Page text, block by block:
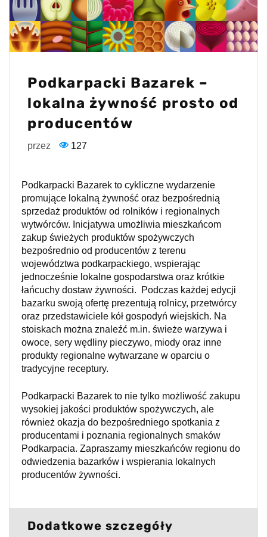
Podkarpacki Bazarek –
lokalna żywność prosto od
producentów
przez 127
Podkarpacki Bazarek to cykliczne wydarzenie
promujące lokalną żywność oraz bezpośrednią
sprzedaż produktów od rolników i regionalnych
wytwórców. Inicjatywa umożliwia mieszkańcom
zakup świeżych produktów spożywczych
bezpośrednio od producentów z terenu
województwa podkarpackiego, wspierając
jednocześnie lokalne gospodarstwa oraz krótkie
łańcuchy dostaw żywności. Podczas każdej edycji
bazarku swoją ofertę prezentują rolnicy, przetwórcy
oraz przedstawiciele kół gospodyń wiejskich. Na
stoiskach można znaleźć m.in. świeże warzywa i
owoce, sery wędliny pieczywo, miody oraz inne
produkty regionalne wytwarzane w oparciu o
tradycyjne receptury.
Podkarpacki Bazarek to nie tylko możliwość zakupu
wysokiej jakości produktów spożywczych, ale
również okazja do bezpośredniego spotkania z
producentami i poznania regionalnych smaków
Podkarpacia. Zapraszamy mieszkańców regionu do
odwiedzenia bazarków i wspierania lokalnych
producentów żywności.
Dodatkowe szczegóły